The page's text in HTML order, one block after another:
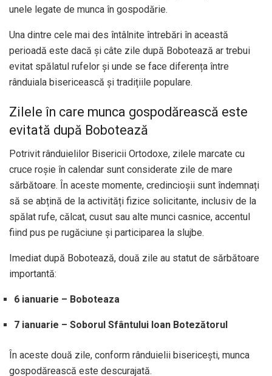
unele legate de munca în gospodărie.
Una dintre cele mai des întâlnite întrebări în această
perioadă este dacă și câte zile după Bobotează ar trebui
evitat spălatul rufelor și unde se face diferența între
rânduiala bisericească și tradițiile populare.
Zilele în care munca gospodărească este
evitată după Bobotează
Potrivit rânduielilor Bisericii Ortodoxe, zilele marcate cu
cruce roșie în calendar sunt considerate zile de mare
sărbătoare. În aceste momente, credincioșii sunt îndemnați
să se abțină de la activități fizice solicitante, inclusiv de la
spălat rufe, călcat, cusut sau alte munci casnice, accentul
fiind pus pe rugăciune și participarea la slujbe.
Imediat după Bobotează, două zile au statut de sărbătoare
importantă:
6 ianuarie – Boboteaza
7 ianuarie – Soborul Sfântului Ioan Botezătorul
În aceste două zile, conform rânduielii bisericești, munca
gospodărească este descurajată.